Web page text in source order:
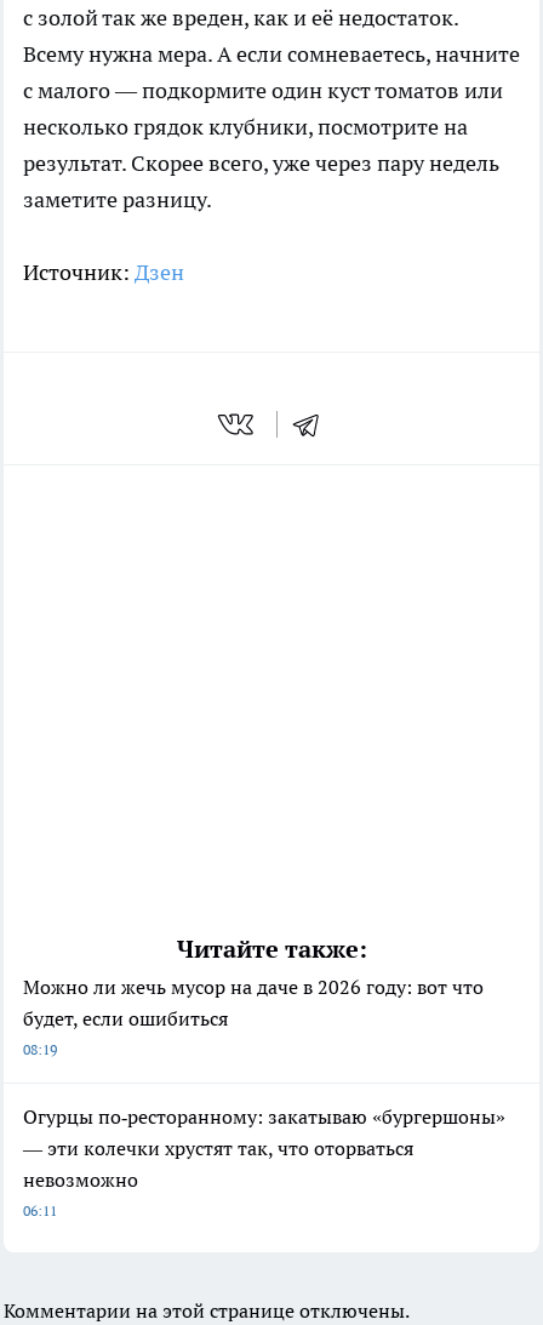
с золой так же вреден, как и её недостаток.
Всему нужна мера. А если сомневаетесь, начните
с малого — подкормите один куст томатов или
несколько грядок клубники, посмотрите на
результат. Скорее всего, уже через пару недель
заметите разницу.
Источник: Дзен
Читайте также:
Можно ли жечь мусор на даче в 2026 году: вот что
будет, если ошибиться
08:19
Огурцы по‑ресторанному: закатываю «бургершоны»
— эти колечки хрустят так, что оторваться
невозможно
06:11
Комментарии на этой странице отключены.